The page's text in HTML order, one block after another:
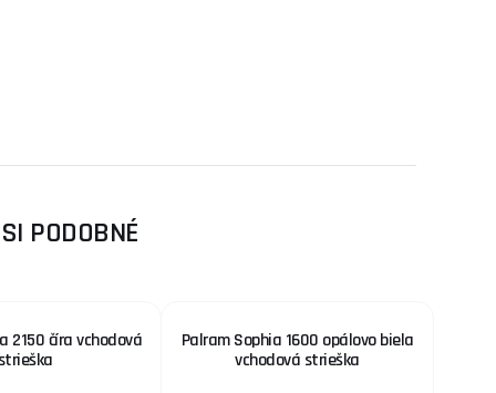
PODOBNÉ
2150 číra vchodová
strieška
Palram Sophia 1600 opálovo biela
vchodová strieška